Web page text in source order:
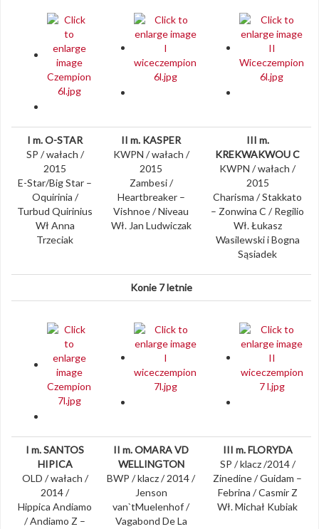
I m. O-STAR
SP / wałach /
2015
E-Star/Big Star –
Oquirinia /
Turbud Quirinius
Wł Anna
Trzeciak
II m. KASPER
KWPN / wałach /
2015
Zambesi /
Heartbreaker –
Vishnoe / Niveau
Wł. Jan Ludwiczak
III m.
KREKWAKWOU C
KWPN / wałach /
2015
Charisma / Stakkato
– Zonwina C / Regilio
Wł. Łukasz
Wasilewski i Bogna
Sąsiadek
Konie 7 letnie
I m. SANTOS
HIPICA
OLD / wałach /
2014 /
Hippica Andiamo
/ Andiamo Z –
II m. OMARA VD
WELLINGTON
BWP / klacz / 2014 /
Jenson
van`tMuelenhof /
Vagabond De La
III m. FLORYDA
SP / klacz /2014 /
Zinedine / Guidam –
Febrina / Casmir Z
Wł. Michał Kubiak